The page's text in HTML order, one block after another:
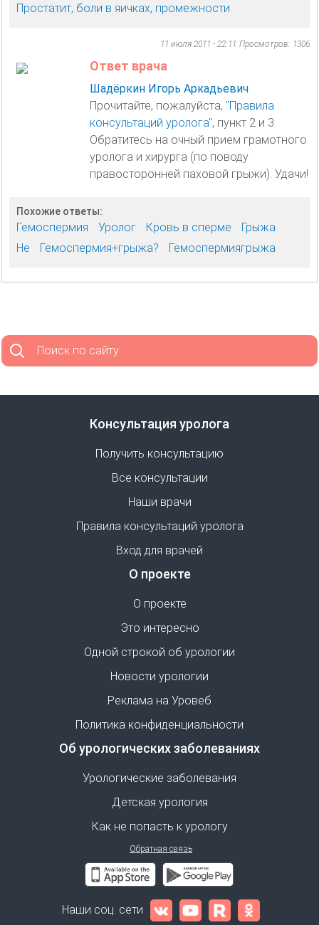
Простатит, боли в яичках, промежности
11 июля 2011 - 22:11 Просмотров: 1306
Ответ врача
Шадёркин Игорь Аркадьевич
Прочитайте, пожалуйста, "Правила
консультаций уролога", пункт 2 и 3.
Обратитесь на очный прием грамотного
уролога и хирурга (по поводу
правосторонней паховой грыжи). Удачи!
Похожие ответы:
Гемоспермия Уролог Кровь в сперме
Грыжа
Не
Гемоспермия+грыжа? Гемоспермиягрыжа
Поиск по сайту
Консультация уролога
Получить консультацию
Все консультации
Наши врачи
Правила консультаций уролога
Вход для врачей
О проекте
О проекте
Это интересно
Одной строкой об урологии
Новости урологии
Реклама на Уровеб
Политика конфиденциальности
Об урологических заболеваниях
Урологические заболевания
Детская урология
Как не попасть к урологу
Обратная связь
Наши соц. сети